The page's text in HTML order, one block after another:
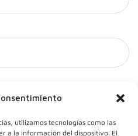
utilizamos tecnologías como las
a la información del dispositivo. El